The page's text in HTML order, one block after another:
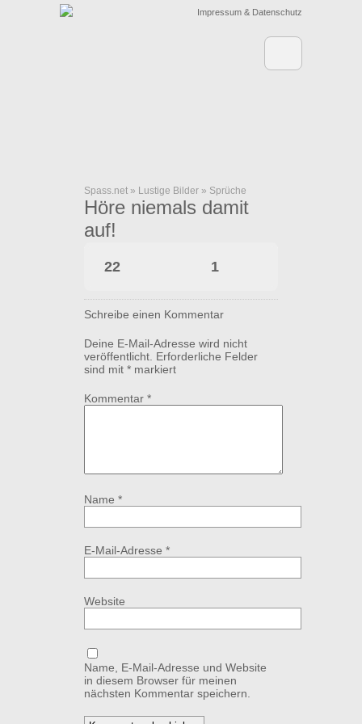
Impressum & Datenschutz
Spass.net » Lustige Bilder » Sprüche
Höre niemals damit
auf!
22 1
Schreibe einen Kommentar
Deine E-Mail-Adresse wird nicht
veröffentlicht. Erforderliche Felder
sind mit * markiert
Kommentar *
Name *
E-Mail-Adresse *
Website
Name, E-Mail-Adresse und Website
in diesem Browser für meinen
nächsten Kommentar speichern.